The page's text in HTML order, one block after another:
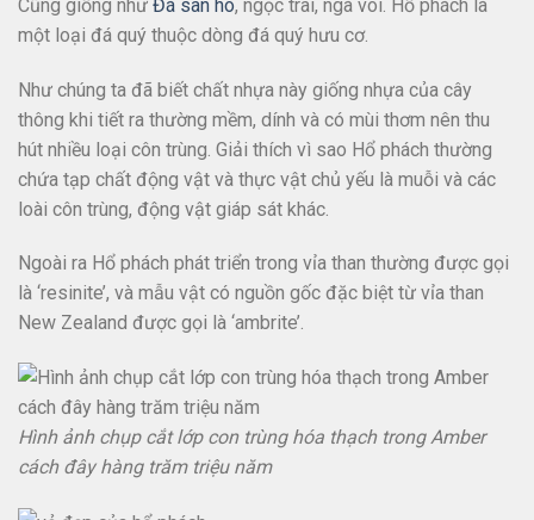
Cũng giống như Đá san hô, ngọc trai, ngà voi. Hổ phách là
một loại đá quý thuộc dòng đá quý hưu cơ.
Như chúng ta đã biết chất nhựa này giống nhựa của cây
thông khi tiết ra thường mềm, dính và có mùi thơm nên thu
hút nhiều loại côn trùng. Giải thích vì sao Hổ phách thường
chứa tạp chất động vật và thực vật chủ yếu là muỗi và các
loài côn trùng, động vật giáp sát khác.
Ngoài ra Hổ phách phát triển trong vỉa than thường được gọi
là ‘resinite’, và mẫu vật có nguồn gốc đặc biệt từ vỉa than
New Zealand được gọi là ‘ambrite’.
Hình ảnh chụp cắt lớp con trùng hóa thạch trong Amber
cách đây hàng trăm triệu năm